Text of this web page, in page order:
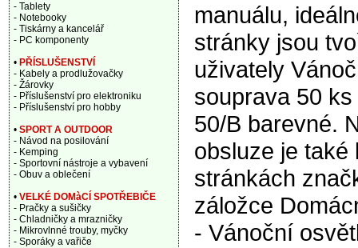
manuálu,
stránky jsou
uživately
souprava 50
50/B barevné.
obsluze je také
stránkách
záložce
- Vánoční
- Tablety
- Notebooky
- Tiskárny a kancelář
- PC komponenty
• PŘÍSLUŠENSTVÍ
- Kabely a prodlužovačky
- Žárovky
- Příslušenství pro elektroniku
- Příslušenství pro hobby
• SPORT A OUTDOOR
- Návod na posilování
- Kemping
- Sportovní nástroje a vybavení
- Obuv a oblečení
• VELKÉ DOMàCÍ SPOTŘEBIČE
- Pračky a sušičky
- Chladničky a mrazničky
- Mikrovlnné trouby, myčky
- Sporáky a vařiče